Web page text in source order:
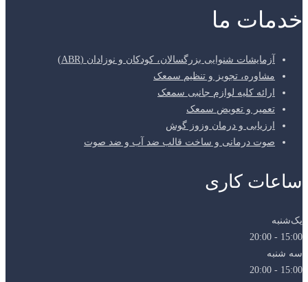
خدمات ما
آزمایشات شنوایی بزرگسالان، کودکان و نوزادان (ABR)
مشاوره، تجویز و تنظیم سمعک
ارائه کلیه لوازم جانبی سمعک
تعمیر و تعویض سمعک
ارزیابی و درمان وزوز گوش
صوت درمانی و ساخت قالب ضد آب و ضد صوت
ساعات کاری
یک‌شنبه
15:00 - 20:00
سه شنبه
15:00 - 20:00